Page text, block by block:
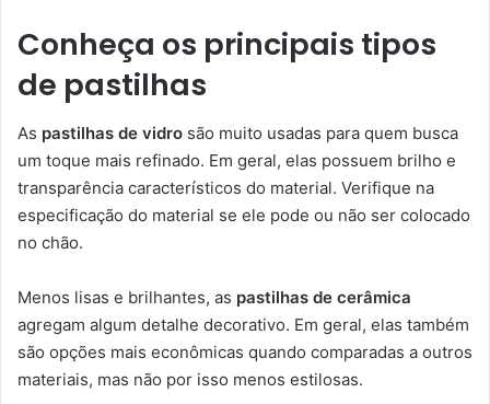
Conheça os principais tipos
de pastilhas
As pastilhas de vidro são muito usadas para quem busca
um toque mais refinado. Em geral, elas possuem brilho e
transparência característicos do material. Verifique na
especificação do material se ele pode ou não ser colocado
no chão.
Menos lisas e brilhantes, as pastilhas de cerâmica
agregam algum detalhe decorativo. Em geral, elas também
são opções mais econômicas quando comparadas a outros
materiais, mas não por isso menos estilosas.